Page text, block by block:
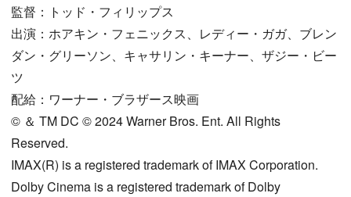
監督：トッド・フィリップス
出演：ホアキン・フェニックス、レディー・ガガ、ブレン
ダン・グリーソン、キャサリン・キーナー、ザジー・ビー
ツ
配給：ワーナー・ブラザース映画
©︎ ＆ TM DC ©︎ 2024 Warner Bros. Ent. All Rights
Reserved.
IMAX(R) is a registered trademark of IMAX Corporation.
Dolby Cinema is a registered trademark of Dolby